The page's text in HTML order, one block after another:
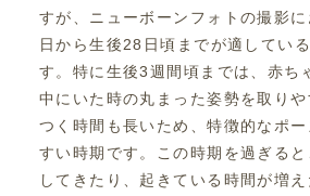
すが、ニューボーンフォトの撮影
日から生後28日頃までが適してい
す。特に生後3週間頃までは、赤ち
中にいた時の丸まった姿勢を取り
つく時間も長いため、特徴的なポ
すい時期です。この時期を過ぎる
してきたり、起きている時間が増